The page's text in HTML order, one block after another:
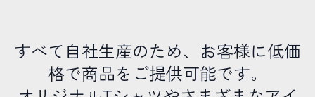
すべて自社生産のため、お客様に低価
格で商品をご提供可能です。